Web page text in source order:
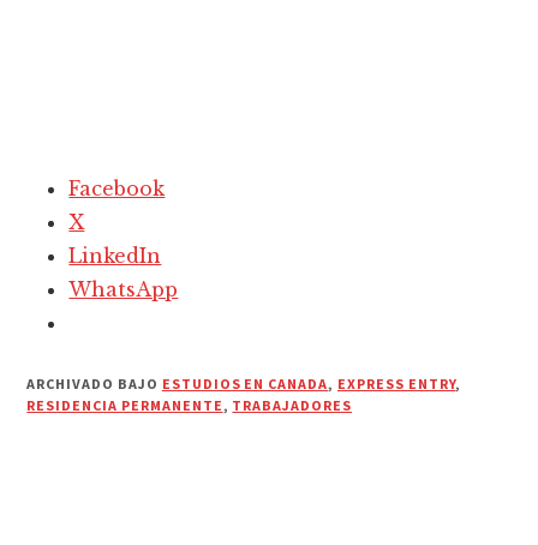
Facebook
X
LinkedIn
WhatsApp
ARCHIVADO BAJO ESTUDIOS EN CANADA, EXPRESS ENTRY,
RESIDENCIA PERMANENTE , TRABAJADORES